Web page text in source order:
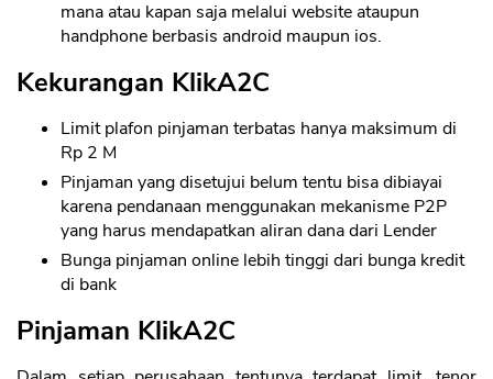
mana atau kapan saja melalui website ataupun
handphone berbasis android maupun ios.
Kekurangan KlikA2C
Limit plafon pinjaman terbatas hanya maksimum di
Rp 2 M
Pinjaman yang disetujui belum tentu bisa dibiayai
karena pendanaan menggunakan mekanisme P2P
yang harus mendapatkan aliran dana dari Lender
Bunga pinjaman online lebih tinggi dari bunga kredit
di bank
Pinjaman KlikA2C